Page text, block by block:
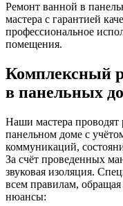
Ремонт ванной в
мастера с гарантией
профессиональное
помещения.
Комплексный
в панельных
Наши мастера проводят
панельном доме с
коммуникаций,
За счёт проведенных
звуковая изоляция.
всем правилам,
нюансы: